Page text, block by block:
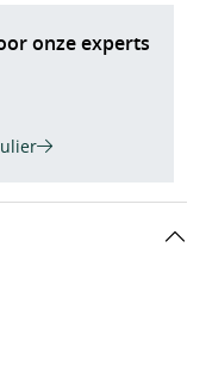
onze experts